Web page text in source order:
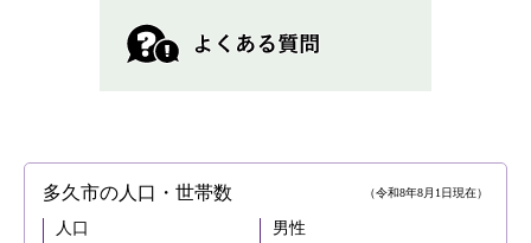
多久市の人口・世帯数 （令和8年8月1日現在）
人口 男性